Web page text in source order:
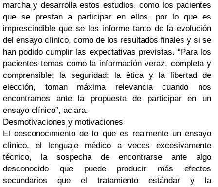
marcha y desarrolla estos estudios, como los pacientes
que se prestan a participar en ellos, por lo que es
imprescindible que se les informe tanto de la evolución
del ensayo clínico, como de los resultados finales y si se
han podido cumplir las expectativas previstas. “Para los
pacientes temas como la información veraz, completa y
comprensible; la seguridad; la ética y la libertad de
elección, toman máxima relevancia cuando nos
encontramos ante la propuesta de participar en un
ensayo clínico”, aclara.
Desmotivaciones y motivaciones
El desconocimiento de lo que es realmente un ensayo
clínico, el lenguaje médico a veces excesivamente
técnico, la sospecha de encontrarse ante algo
desconocido que puede producir más efectos
secundarios que el tratamiento estándar y la